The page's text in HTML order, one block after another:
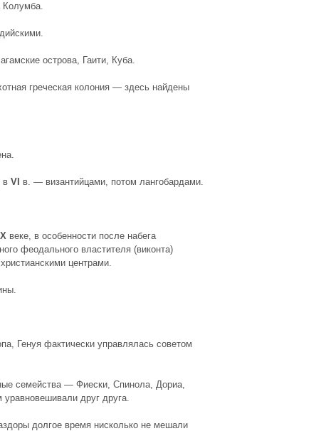
Колумба.
острова, Гаити, Куба.
греческая колония — здесь найдены
в VI в. — византийцами, потом лангобардами.
X веке, в особенности после набега
феодального властителя (виконта)
центрами.
Генуя фактически управлялась советом
семейства — Фиески, Спинола, Дориа,
друг друга.
долгое время нисколько не мешали